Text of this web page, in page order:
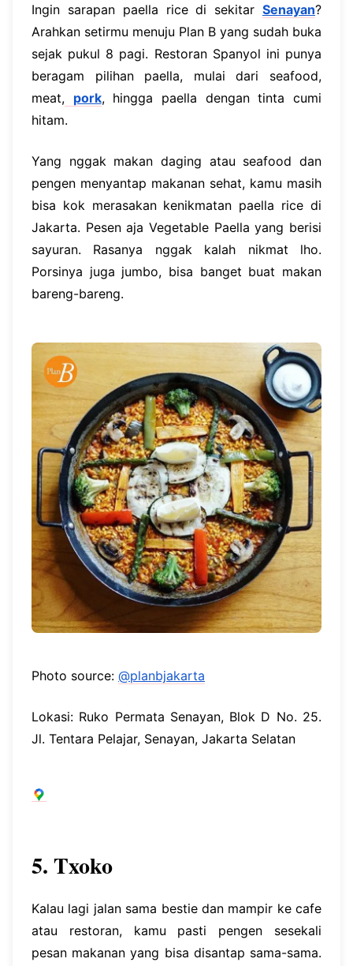
Ingin sarapan paella rice di sekitar Senayan?
Arahkan setirmu menuju Plan B yang sudah buka
sejak pukul 8 pagi. Restoran Spanyol ini punya
beragam pilihan paella, mulai dari seafood,
meat, pork, hingga paella dengan tinta cumi
hitam.
Yang nggak makan daging atau seafood dan
pengen menyantap makanan sehat, kamu masih
bisa kok merasakan kenikmatan paella rice di
Jakarta. Pesen aja Vegetable Paella yang berisi
sayuran. Rasanya nggak kalah nikmat lho.
Porsinya juga jumbo, bisa banget buat makan
bareng-bareng.
Photo source: @planbjakarta
Lokasi: Ruko Permata Senayan, Blok D No. 25.
Jl. Tentara Pelajar, Senayan, Jakarta Selatan
5. Txoko
Kalau lagi jalan sama bestie dan mampir ke cafe
atau restoran, kamu pasti pengen sesekali
pesan makanan yang bisa disantap sama-sama.